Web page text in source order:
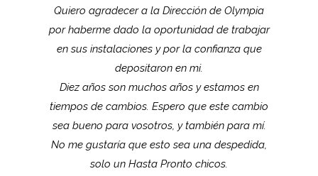
Quiero agradecer a la Dirección de Olympia
por haberme dado la oportunidad de trabajar
en sus instalaciones y por la confianza que
depositaron en mi.
Diez años son muchos años y estamos en
tiempos de cambios. Espero que este cambio
sea bueno para vosotros, y también para mí.
No me gustaría que esto sea una despedida,
solo un Hasta Pronto chicos.